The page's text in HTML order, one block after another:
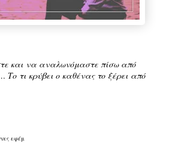
και να αναλωνόμαστε πίσω από
Το τι κρύβει ο καθένας το ξέρει από
εφέμ